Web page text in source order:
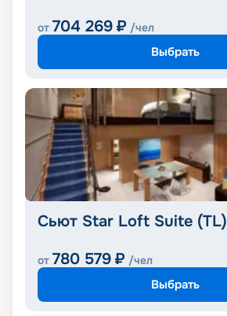
от 704 269 ₽ /чел
Выбрать
Сьют Star Loft Suite (TL)
от 780 579 ₽ /чел
Выбрать